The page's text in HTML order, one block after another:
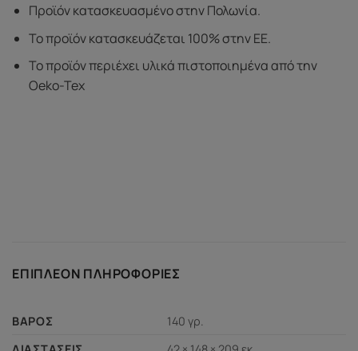
Προϊόν κατασκευασμένο στην Πολωνία.
Το προϊόν κατασκευάζεται 100% στην ΕΕ.
Το προϊόν περιέχει υλικά πιστοποιημένα από την
Oeko-Tex
ΕΠΙΠΛΈΟΝ ΠΛΗΡΟΦΟΡΊΕΣ
ΒΆΡΟΣ
140 γρ.